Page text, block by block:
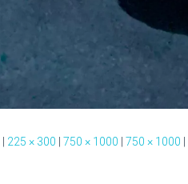
225 × 300 750 × 1000 750 × 1000